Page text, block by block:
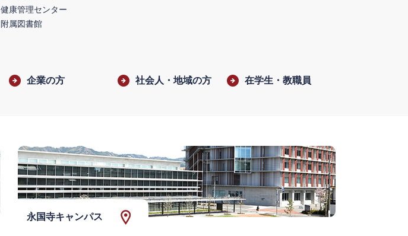
健康管理センター
附属図書館
企業の方 社会人・地域の方 在学生・教職員
永国寺キャンパス